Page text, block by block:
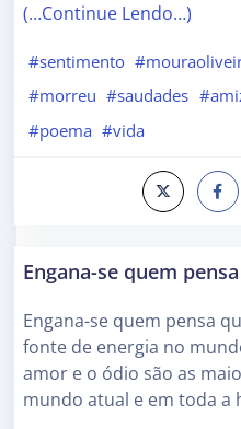
(…Continue Lendo…)
#sentimento
#morreu #saudades
#poema #vida
Engana-se quem
Engana-se quem pensa
fonte de energia no
amor e o ódio são as
mundo atual e em toda a